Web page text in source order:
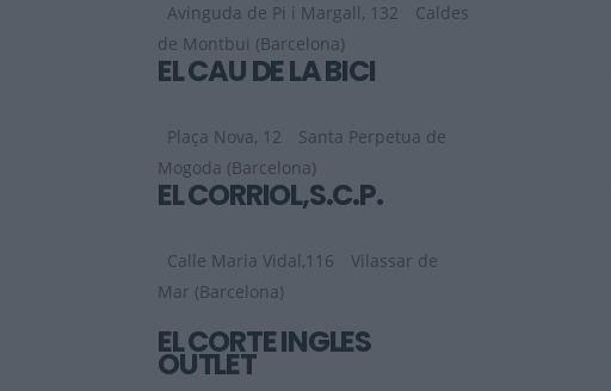
Avinguda de Pi i Margall, 132
Caldes
de Montbui (Barcelona)
EL CAU DE LA BICI
Plaça Nova, 12
Santa Perpetua de
Mogoda (Barcelona)
EL CORRIOL,S.C.P.
Calle Maria Vidal,116
Vilassar de
Mar (Barcelona)
EL CORTE INGLES
OUTLET